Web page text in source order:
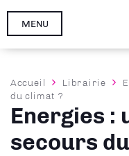
Aller
MENU
Fil
d'Ariane
Accueil Librairie
du climat ?
Energies :
secours